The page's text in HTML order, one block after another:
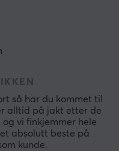
så har du kommet til
alltid på jakt etter de
vi finkjemmer hele
absolutt beste på
kunde.